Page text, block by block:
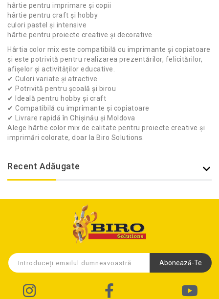
hârtie pentru imprimare și copii
hârtie pentru craft și hobby
culori pastel și intensive
hârtie pentru proiecte creative și decorative
Hârtia color mix este compatibilă cu imprimante și copiatoare
și este potrivită pentru realizarea prezentărilor, felicitărilor,
afișelor și activităților educative.
✔ Culori variate și atractive
✔ Potrivită pentru școală și birou
✔ Ideală pentru hobby și craft
✔ Compatibilă cu imprimante și copiatoare
✔ Livrare rapidă în Chișinău și Moldova
Alege hârtie color mix de calitate pentru proiecte creative și
imprimări colorate, doar la Biro Solutions
Recent Adăugate
Abonează-Te